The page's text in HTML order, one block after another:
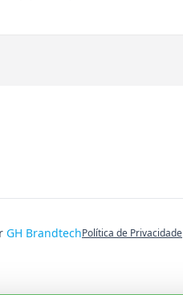
GH BrandtechPolítica de Privacidade